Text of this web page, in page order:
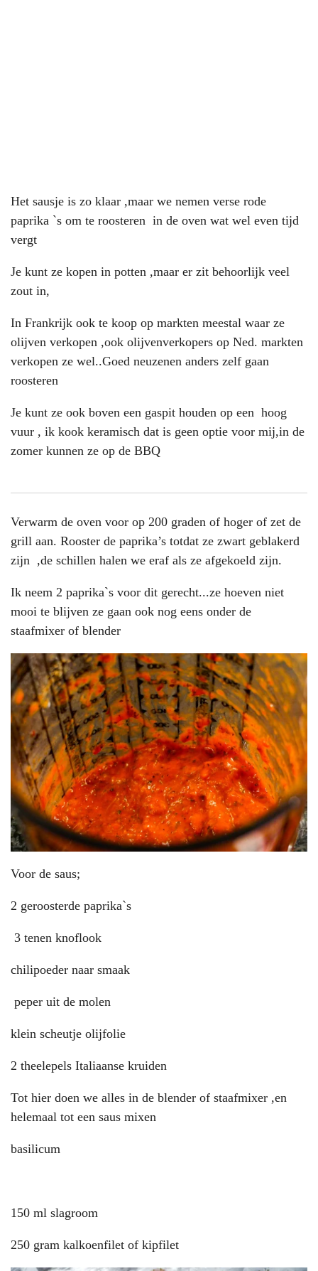
Het sausje is zo klaar ,maar we nemen verse rode
paprika `s om te roosteren in de oven wat wel even tijd
vergt
Je kunt ze kopen in potten ,maar er zit behoorlijk veel
zout in,
In Frankrijk ook te koop op markten meestal waar ze
olijven verkopen ,ook olijvenverkopers op Ned. markten
verkopen ze wel..Goed neuzenen anders zelf gaan
roosteren
Je kunt ze ook boven een gaspit houden op een hoog
vuur , ik kook keramisch dat is geen optie voor mij,in de
zomer kunnen ze op de BBQ
Verwarm de oven voor op 200 graden of hoger of zet de
grill aan. Rooster de paprika’s totdat ze zwart geblakerd
zijn ,de schillen halen we eraf als ze afgekoeld zijn.
Ik neem 2 paprika`s voor dit gerecht...ze hoeven niet
mooi te blijven ze gaan ook nog eens onder de
staafmixer of blender
Voor de saus;
2 geroosterde paprika`s
3 tenen knoflook
chilipoeder naar smaak
peper uit de molen
klein scheutje olijfolie
2 theelepels Italiaanse kruiden
Tot hier doen we alles in de blender of staafmixer ,en
helemaal tot een saus mixen
basilicum
150 ml slagroom
250 gram kalkoenfilet of kipfilet